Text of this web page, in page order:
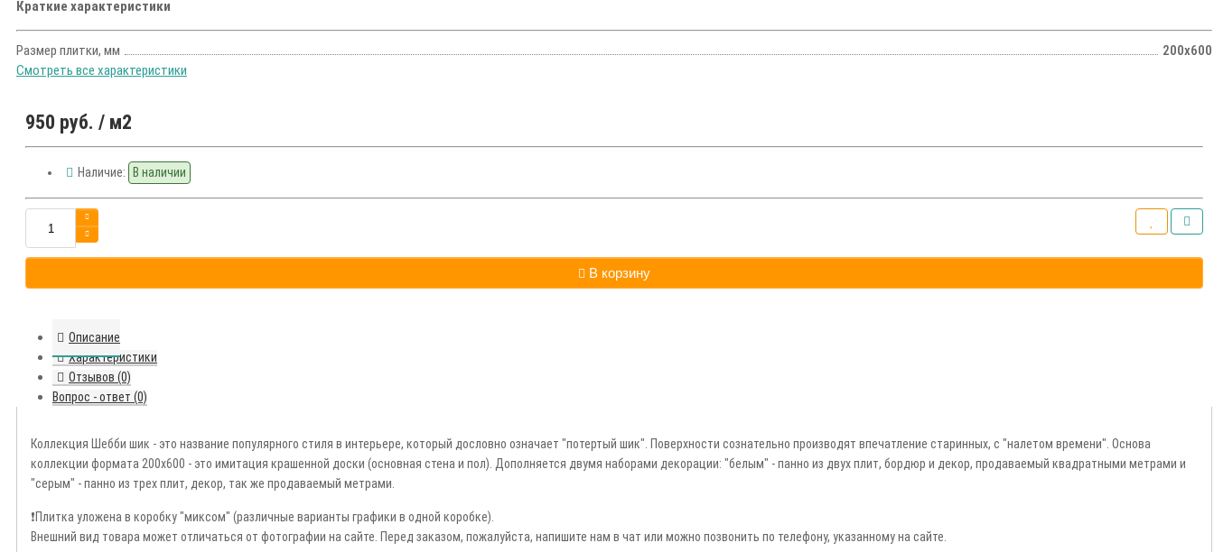
Краткие характеристики
Размер плитки, мм
200х600
Смотреть все характеристики
950 руб. / м2
Наличие: В наличии
В корзину
Описание
Характеристики
Отзывов (0)
Вопрос - ответ (0)
Коллекция Шебби шик - это название популярного стиля в интерьере, который дословно означает "потертый шик". Поверхности сознательно производят впечатление старинных, с "налетом времени". Основа
коллекции формата 200х600 - это имитация крашенной доски (основная стена и пол). Дополняется двумя наборами декорации: "белым" - панно из двух плит, бордюр и декор, продаваемый квадратными метрами и
"серым" - панно из трех плит, декор, так же продаваемый метрами.
❗️Плитка уложена в коробку "миксом" (различные варианты графики в одной коробке).
Внешний вид товара может отличаться от фотографии на сайте. Перед заказом, пожалуйста, напишите нам в чат или можно позвонить по телефону, указанному на сайте.